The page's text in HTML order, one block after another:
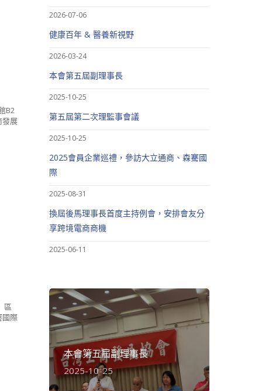
B2
發展
區
國際
2026-07-06
健康百年 & 醫養新視野
2026-03-24
本會第五屆副理事長
2025-10-25
第五屆第二次理監事會議
2025-10-25
2025會員企業巡禮，參訪大立通商、森騫國
際
2025-08-31
換屆後馬理事長首度主持例會，安排會友分
享跨境電商商機
2025-06-11
本會第五屆副理事長
2025-10-25